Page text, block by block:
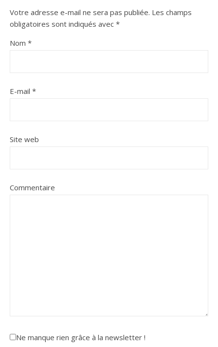
Votre adresse e-mail ne sera pas publiée. Les champs
obligatoires sont indiqués avec *
Nom *
E-mail *
Site web
Commentaire
Ne manque rien grâce à la newsletter !